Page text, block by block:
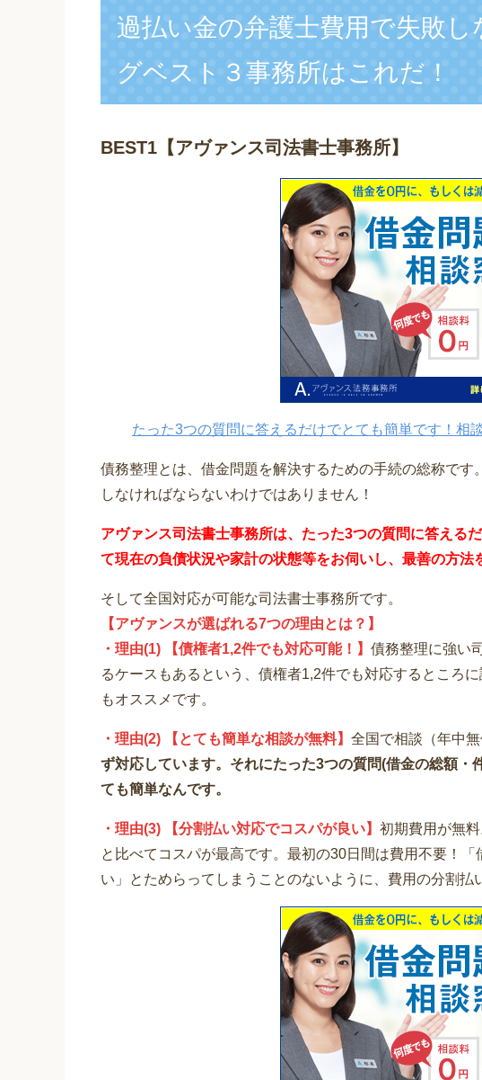
過払い金の弁護士費用で失敗
グベスト３事務所はこれだ！
BEST1 【アヴァンス司法書士事務所】
たった3つの質問に答えるだけでとても簡単です！相
債務整理とは、借金問題を解決するための手続の総称です
しなければならないわけではありません！
アヴァンス司法書士事務所は、 たった3つの質問に答える
て現在の負債状況や家計の状態等をお伺いし、最善の方法
そして全国対応が可能な司法書士事務所です。
【アヴァンスが選ばれる7つの理由とは？】
・理由(1) 【債権者1,2件でも対応可能！】 債務整理に強い
るケースもあるという、債権者1,2件でも対応するところ
もオススメです。
・理由(2) 【とても簡単な相談が無料】 全国で相談（年中
ず対応しています。それにたった3つの質問(借金の総額・
ても簡単なんです。
・理由(3) 【分割払い対応でコスパが良い】 初期費用が無
と比べてコスパが最高です。最初の30日間は費用不要！
い」とためらってしまうことのないように、費用の分割払